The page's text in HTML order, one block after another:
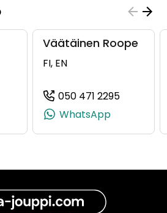
(+358505023457, 0505023457,
Väätäinen Roope
FI, EN
050 471 2295
WhatsApp